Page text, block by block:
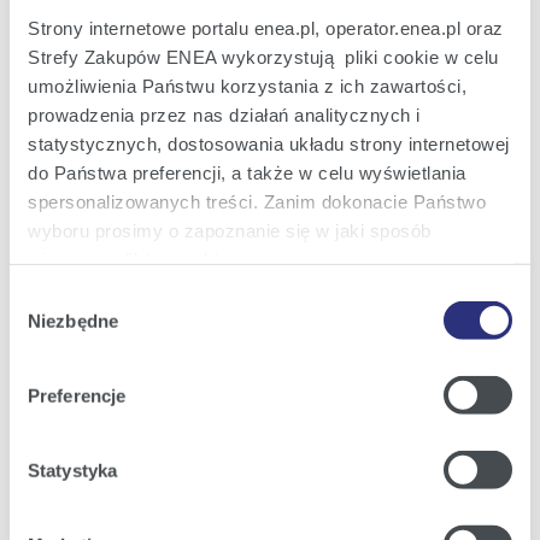
Strony internetowe portalu enea.pl, operator.enea.pl oraz
Strefy Zakupów ENEA wykorzystują pliki cookie w celu
umożliwienia Państwu korzystania z ich zawartości,
prowadzenia przez nas działań analitycznych i
statystycznych, dostosowania układu strony internetowej
do Państwa preferencji, a także w celu wyświetlania
spersonalizowanych treści. Zanim dokonacie Państwo
wyboru prosimy o zapoznanie się w jaki sposób
Szczegółowe informacje na ten temat znajdziecie
Polityce
zgodę na umieszczenie wszystkich rodzajów plików
cookie z których korzystamy, na Państwa urządzeniu.
zgody
Niezbędne
Preferencje
Statystyka
inia 110kV Pakość-Żnin.jpg|(jpg; 1,7 MB)
Zobacz szczegóły Pobierz